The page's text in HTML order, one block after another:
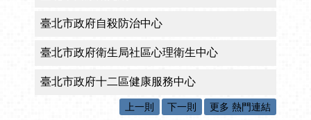
臺北市政府自殺防治中心
臺北市政府衛生局社區心理衛生中心
臺北市政府十二區健康服務中心
上一則 下一則 更多 熱門連結